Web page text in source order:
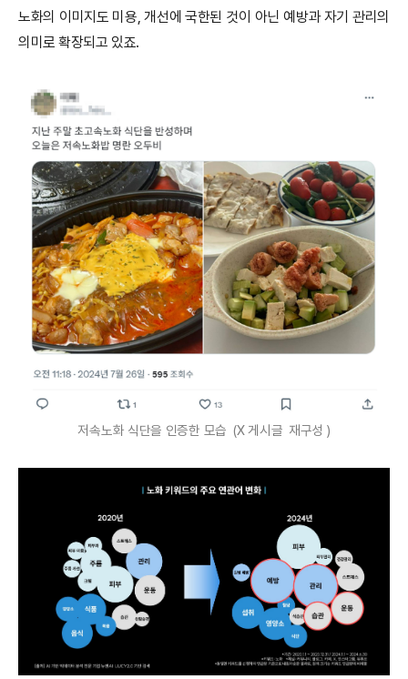
노화의 이미지도 미용, 개선에 국한된 것이 아닌 예방과 자기 관리의
의미로 확장되고 있죠.
저속노화 식단을 인증한 모습 (X 게시글 재구성 )